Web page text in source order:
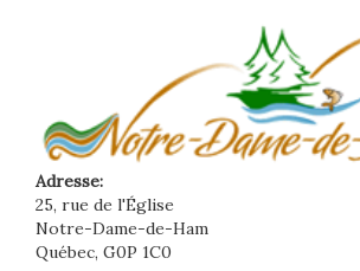
Adresse:
25, rue de l'Église
Notre-Dame-de-Ham
Québec, G0P 1C0